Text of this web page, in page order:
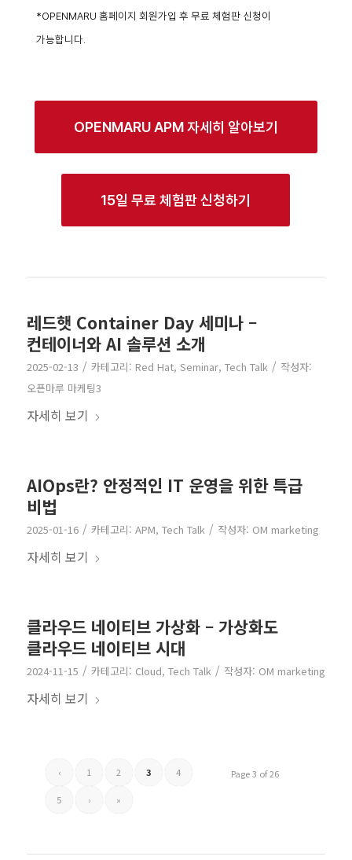
*OPENMARU 홈페이지 회원가입 후 무료 체험판 신청이
가능합니다.
OPENMARU APM 자세히 알아보기
15일 무료 체험판 신청하기
레드햇 Container Day 세미나 –
컨테이너와 AI 솔루션 소개
2025-02-13 / 카테고리: Red Hat, Seminar, Tech Talk / 작성자:
오픈마루 마케팅3
자세히 보기
AIOps란? 안정적인 IT 운영을 위한 특급
비법
2025-01-16 / 카테고리: APM, Tech Talk / 작성자: OM marketing
자세히 보기
클라우드 네이티브 가상화 – 가상화도
클라우드 네이티브 시대
2024-11-15 / 카테고리: Cloud, Tech Talk / 작성자: OM marketing
자세히 보기
Page 3 of 26
‹ 1 2 3 4
5 › »